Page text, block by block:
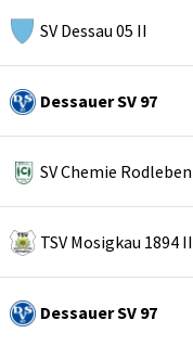
SV Dessau 05 II
Dessauer SV 97
SV Chemie Rodleben
TSV Mosigkau 1894 II
Dessauer SV 97